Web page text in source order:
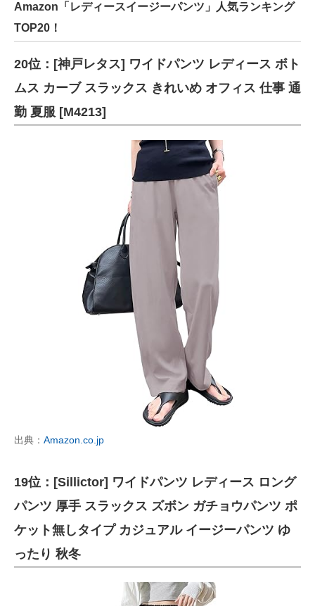
Amazon「レディースイージーパンツ」人気ランキング
TOP20！
20位：[神戸レタス] ワイドパンツ レディース ボト
ムス カーブ スラックス きれいめ オフィス 仕事 通
勤 夏服 [M4213]
出典： Amazon.co.jp
19位：[Sillictor] ワイドパンツ レディース ロング
パンツ 厚手 スラックス ズボン ガチョウパンツ ポ
ケット無しタイプ カジュアル イージーパンツ ゆ
ったり 秋冬